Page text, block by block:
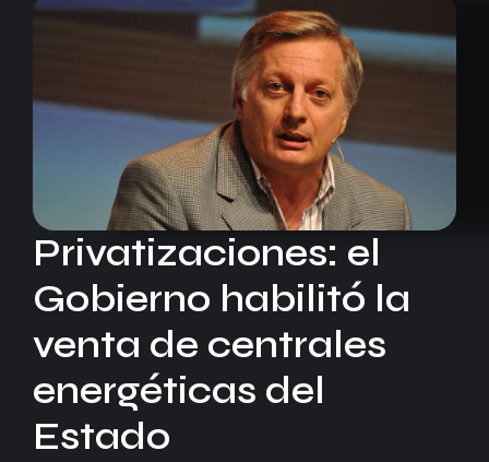
Privatizaciones: el
Gobierno habilitó la
venta de centrales
energéticas del
Estado